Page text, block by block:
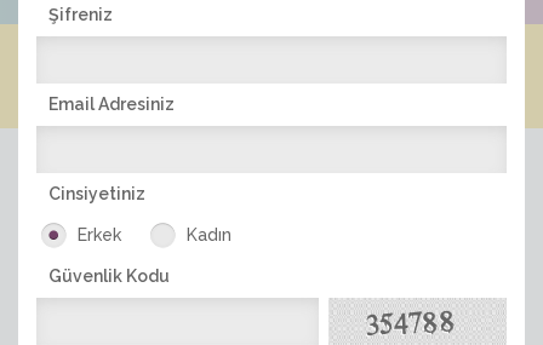
Şifreniz
Email Adresiniz
Cinsiyetiniz
Erkek Kadın
Güvenlik Kodu